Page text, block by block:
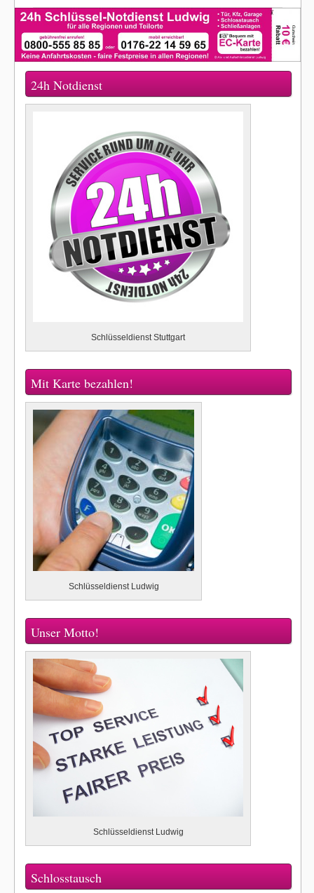
24h Notdienst
Schlüsseldienst Stuttgart
Mit Karte bezahlen!
Schlüsseldienst Ludwig
Unser Motto!
Schlüsseldienst Ludwig
Schlosstausch